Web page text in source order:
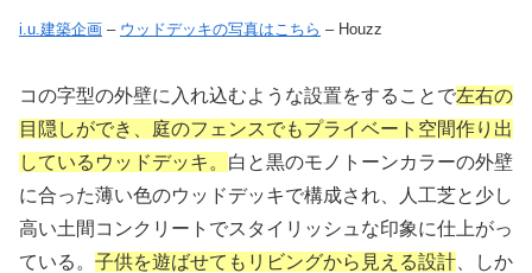
i.u.建築企画 – ウッドデッキの写真はこちら – Houzz
コの字型の外壁に入れ込むような設置をすることで左右の
目隠しができ、庭のフェンスでもプライベート空間作り出
しているウッドデッキ。 白と黒のモノトーンカラーの外壁
に合った薄い色のウッドデッキで構成され、人工芝と少し
高い土間コンクリートでスタイリッシュな印象に仕上がっ
ている。 子供を遊ばせてもリビングから見える設計 、しか